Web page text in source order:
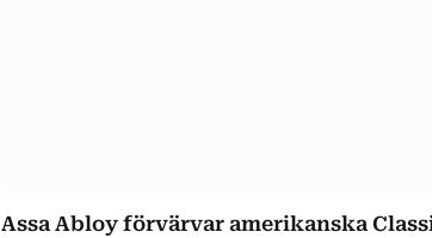
Assa Abloy förvärvar amerikanska